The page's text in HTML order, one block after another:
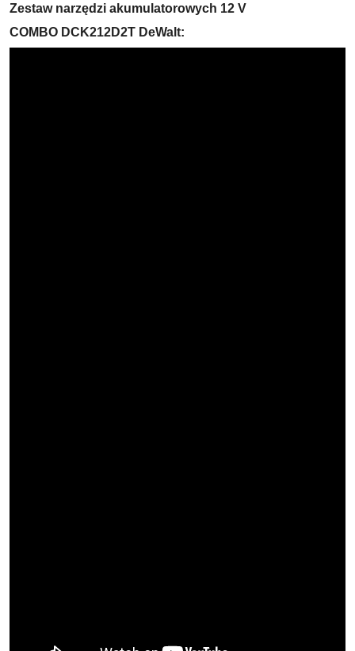
Zestaw narzędzi akumulatorowych 12 V
COMBO DCK212D2T DeWalt: